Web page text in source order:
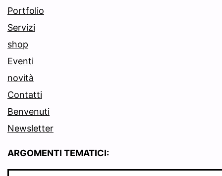
Portfolio
Servizi
shop
Eventi
novità
Contatti
Benvenuti
Newsletter
ARGOMENTI TEMATICI: